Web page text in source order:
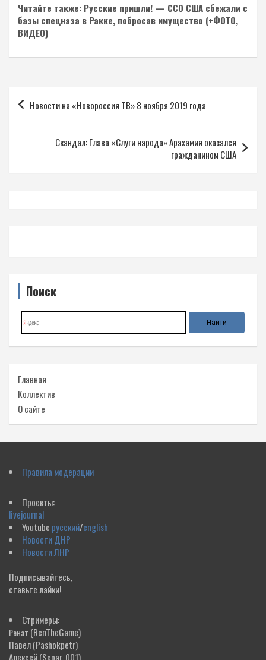
Читайте также: Русские пришли! — ССО США сбежали с
базы спецназа в Ракке, побросав имущество (+ФОТО,
ВИДЕО)
Навигация
по
записям
Новости на «Новороссия ТВ» 8 ноября 2019 года
Скандал: Глава «Слуги народа» Арахамия оказался
гражданином США
Поиск
Главная
Коллектив
О сайте
Правила модерации
Проекты:
livejournal
Youtube русский/english
Новости ДНР
Новости ЛНР
Подписывайтесь,
ставьте лайки!
Стримеры:
Ренат (RenTheGame)
Павел(Pashokpetr)
Алексей(Separ_001)